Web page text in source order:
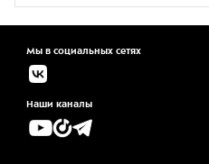
Мы в социальных сетях
Наши каналы